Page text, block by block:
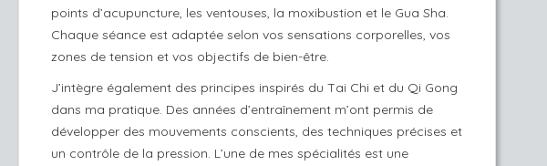
points d’acupuncture, les ventouses, la moxibustion et le Gua Sha.
Chaque séance est adaptée selon vos sensations corporelles, vos
zones de tension et vos objectifs de bien-être.
J’intègre également des principes inspirés du Tai Chi et du Qi Gong
dans ma pratique. Des années d’entraînement m’ont permis de
développer des mouvements conscients, des techniques précises et
un contrôle de la pression. L’une de mes spécialités est une